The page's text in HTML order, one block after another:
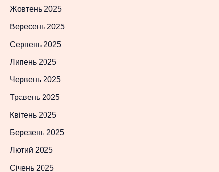
Жовтень 2025
Вересень 2025
Серпень 2025
Липень 2025
Червень 2025
Травень 2025
Квітень 2025
Березень 2025
Лютий 2025
Січень 2025